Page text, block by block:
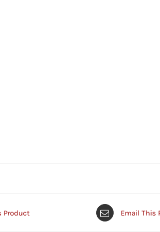
Product Email This